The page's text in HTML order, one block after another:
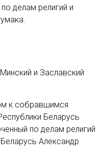
делам религий и
и Заславский
к собравшимся
Беларусь
по делам религий
Александр